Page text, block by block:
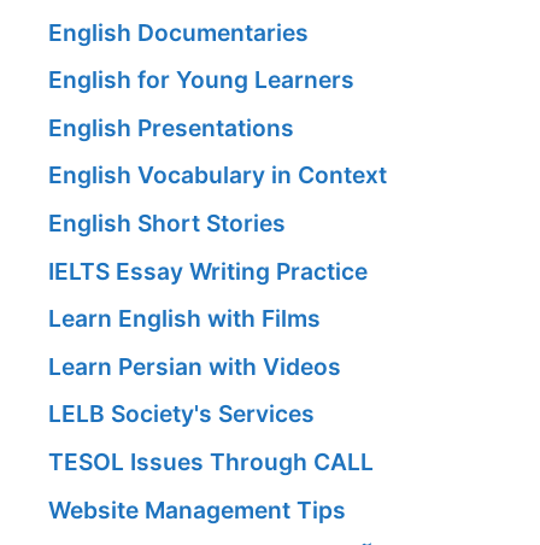
English Documentaries
English for Young Learners
English Presentations
English Vocabulary in Context
English Short Stories
IELTS Essay Writing Practice
Learn English with Films
Learn Persian with Videos
LELB Society's Services
TESOL Issues Through CALL
Website Management Tips